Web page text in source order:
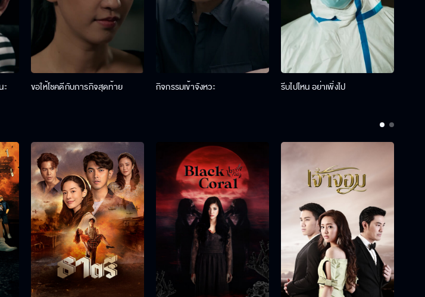
ขอให้โชคดีกับภารกิจสุดท้าย กิจกรรมเข้าจังหวะ รีบไปไหน อย่าเพิ่งไป